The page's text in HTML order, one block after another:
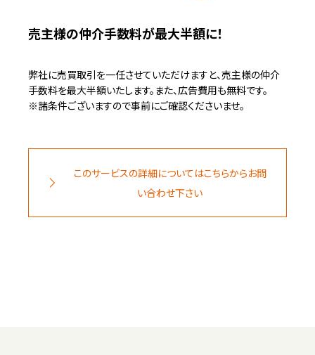
売主様の仲介手数料が最大半額に！
弊社に売買取引を一任させていただけますと、売主様の仲介
手数料を最大半額いたします。また、広告費用も無料です。
※諸条件ございますので事前にご確認くださいませ。
このサービスの詳細についてはこちらからお問
い合わせ下さい